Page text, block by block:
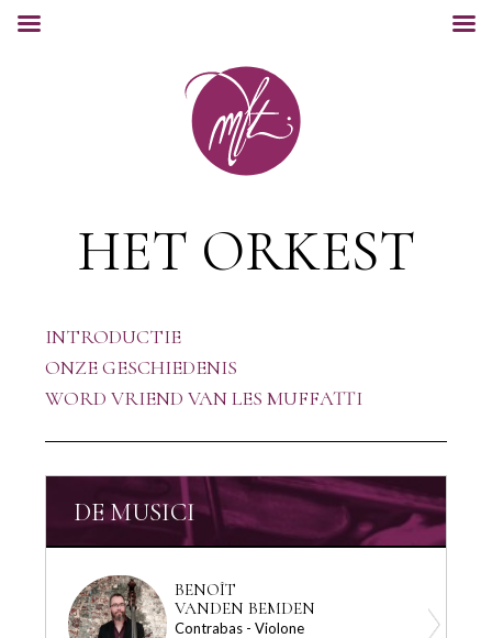
HET ORKEST
INTRODUCTIE
ONZE GESCHIEDENIS
WORD VRIEND VAN LES MUFFATTI
DE MUSICI
BENOÎT
VANDEN BEMDEN
Contrabas - Violone